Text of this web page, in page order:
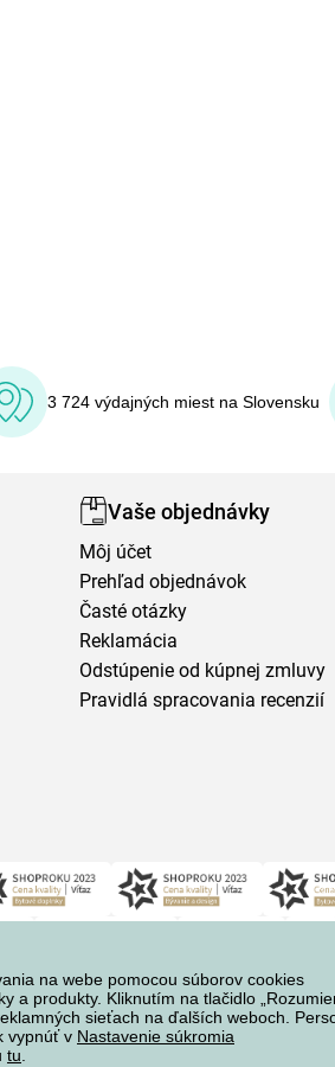
na webe pomocou súborov cookies
a produkty. Kliknutím na tlačidlo
sieťach na ďalších weboch.
vypnúť v Nastavenie súkromia
tu
3 724 výdajných miest na Slovensku
Vaše objednávky
Môj účet
Prehľad objednávok
Časté otázky
Reklamácia
Odstúpenie od kúpnej zmluvy
Pravidlá spracovania recenzií